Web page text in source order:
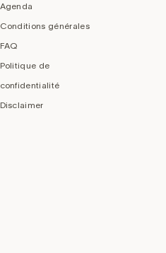
Agenda
Conditions générales
FAQ
Politique de
confidentialité
Disclaimer